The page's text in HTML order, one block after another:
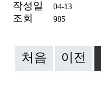
작성일
04-13
조회 985
처음 이전